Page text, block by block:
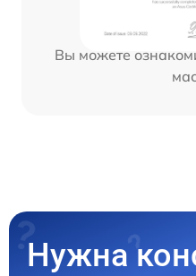
Вы можете
Нужна